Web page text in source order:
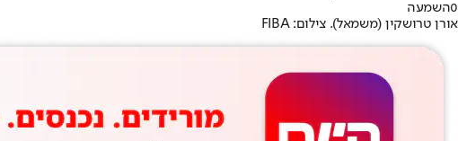
0השמעה
אורן טרושקין (משמאל). צילום: FIBA